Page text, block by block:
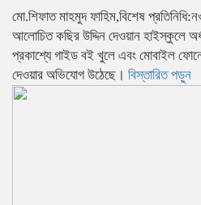
মো.শিফাত মাহমুদ ফাহিম,বিশেষ
আলোচিত কছির উদ্দিন দেওয়ান হাইস্কুলে
প্রকাশ্যে গাইড বই খুলে এবং মোবাইল
দেওয়ার অভিযোগ উঠেছে। বিস্তারিত পড়ুন